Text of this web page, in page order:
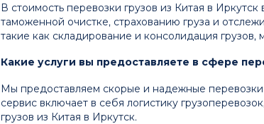
В стоимость перевозки грузов из Китая в
таможенной очистке, страхованию груза и
такие как складирование и консолидация грузов,
Какие услуги вы предоставляете в сфере
Мы предоставляем скорые и надежные
сервис включает в себя логистику
грузов из Китая в Иркутск.